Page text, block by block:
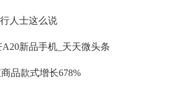
人士这么说
新品手机_天天微头条
品款式增长678%